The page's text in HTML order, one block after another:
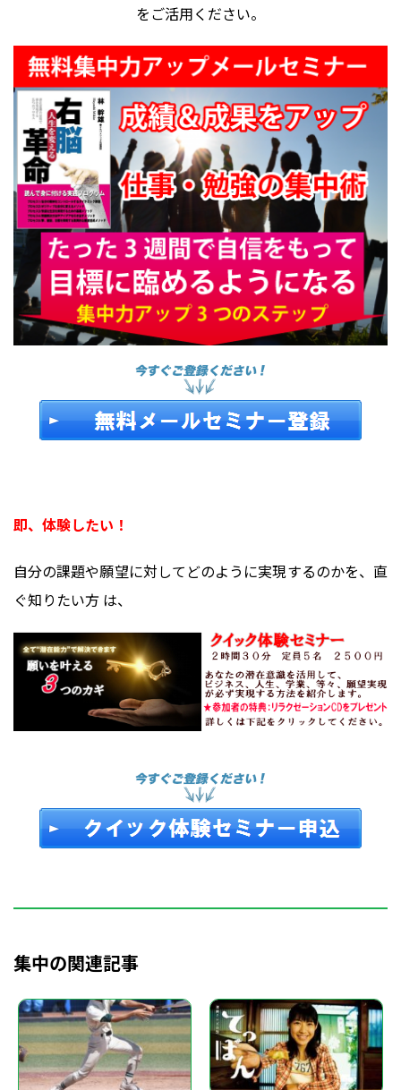
をご活用ください。
即、体験したい！
自分の課題や願望に対してどのように実現するのかを、直
ぐ知りたい方 は、
集中の関連記事